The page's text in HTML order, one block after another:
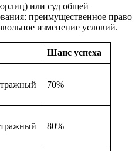
или суд общей
преимущественное право
изменение условий.
Шанс успеха
70%
80%